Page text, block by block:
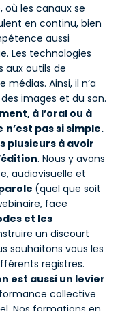
les canaux se
en continu, bien
aussi
Les technologies
aux outils de
Ainsi, il n’a
images et du son.
à l’oral ou à
n’est pas si simple.
plusieurs à avoir
. Nous y avons
audiovisuelle et
(quel que soit
face
et les
un discourt
souhaitons vous les
registres.
est aussi un levier
collective